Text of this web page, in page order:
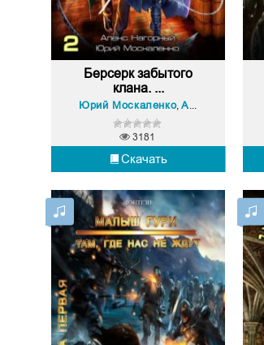
Берсерк забытого
клана. ...
Юрий Москаленко,Алекс Нагорный
Скачать
3181